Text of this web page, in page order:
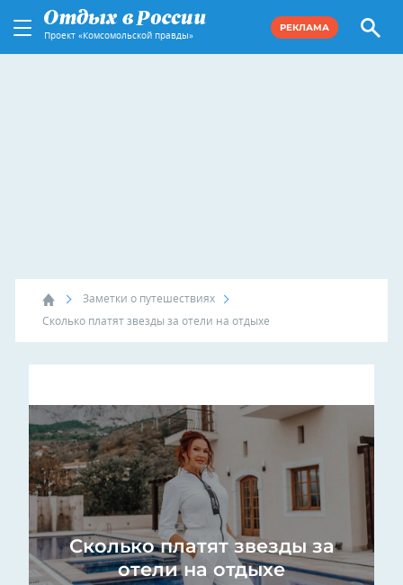
Проект «Комсомольской правды»
РЕКЛАМА
Заметки о путешествиях
Сколько платят звезды за отели на отдыхе
Сколько платят звезды за
отели на отдыхе